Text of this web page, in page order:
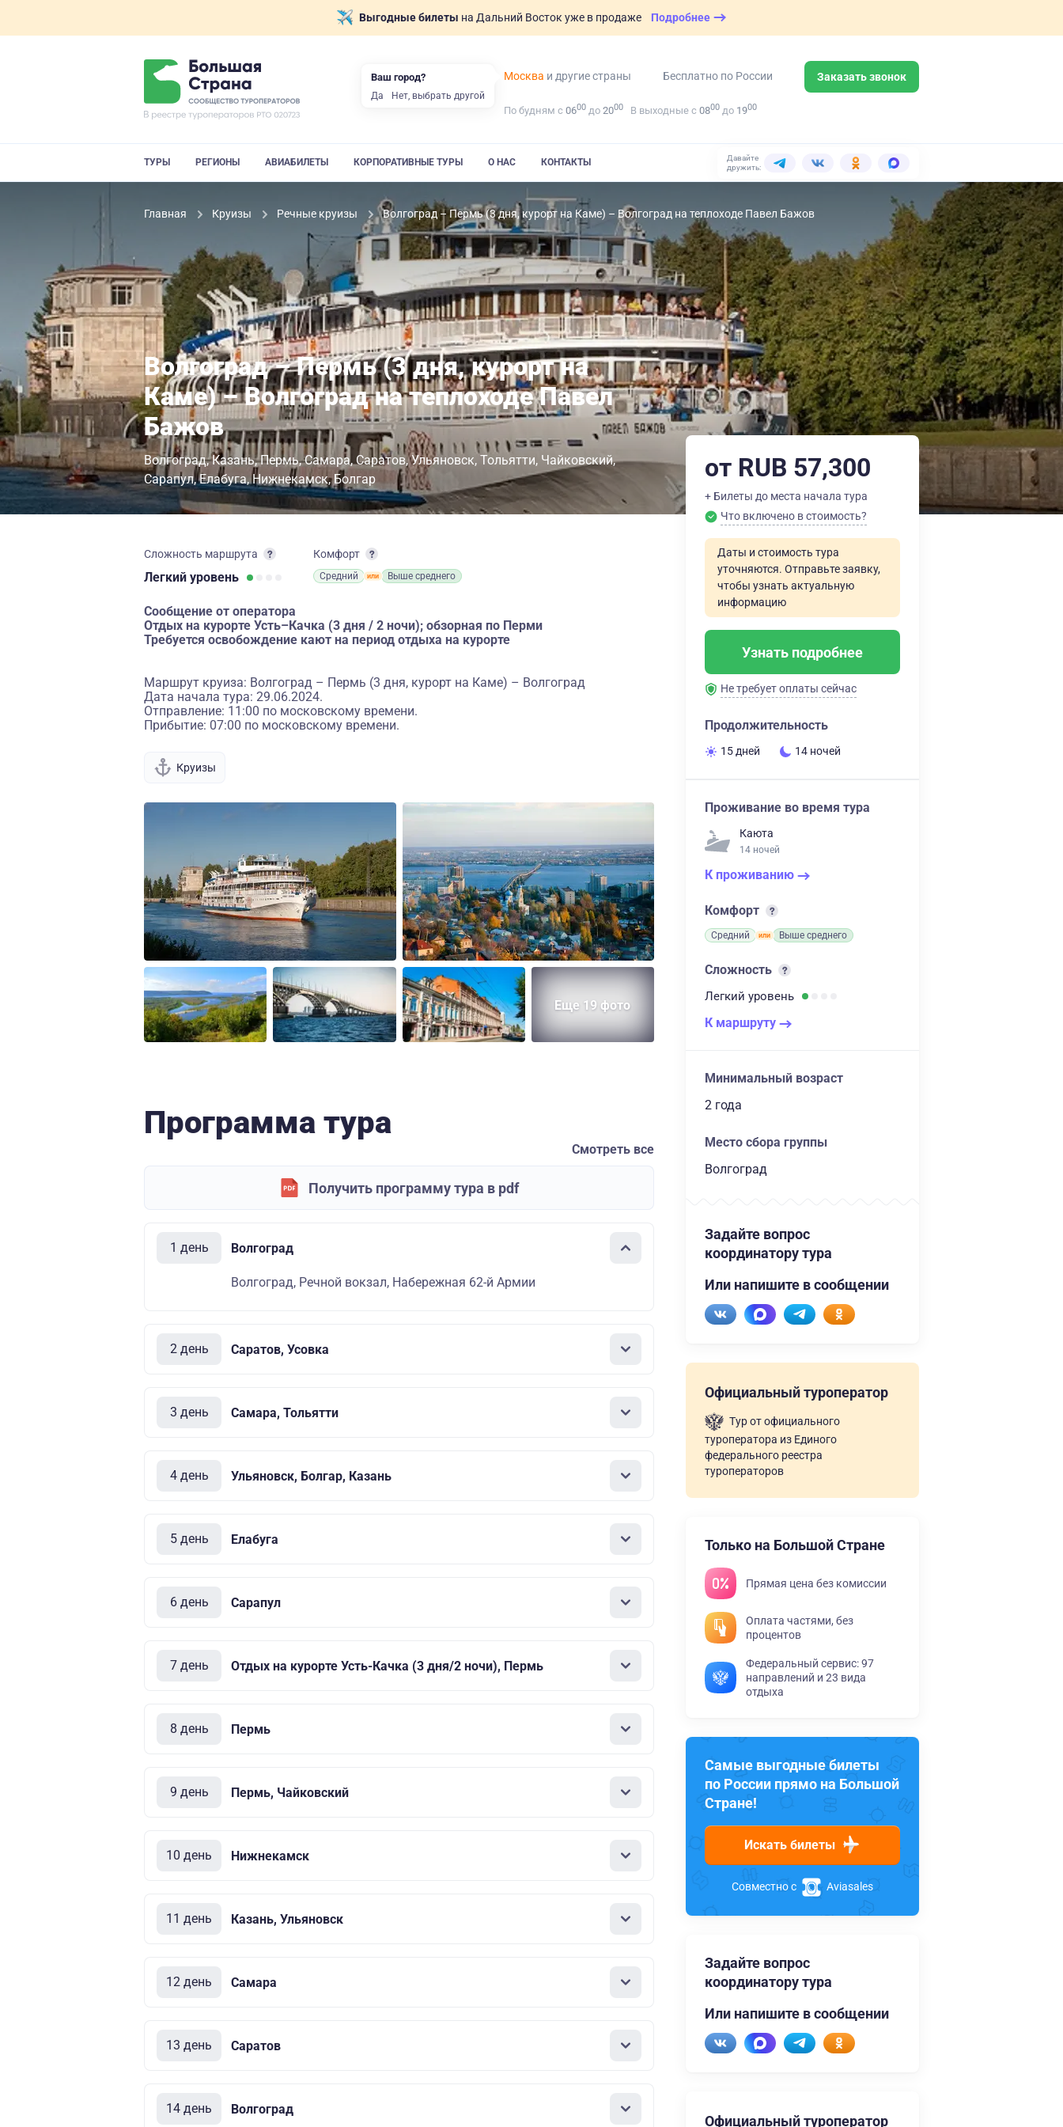
Выгодные билеты на Дальний Восток уже в продаже Подробнее
Москва и другие страны Бесплатно по России Заказать звонок
По будням с 0600 до 2000 В выходные с 0800 до 1900
ТУРЫ РЕГИОНЫ АВИАБИЛЕТЫ КОРПОРАТИВНЫЕ ТУРЫ О НАС КОНТАКТЫ
Давайте
дружить:
Главная Круизы Речные круизы Волгоград – Пермь (3 дня, курорт на Каме) – Волгоград на теплоходе Павел Бажов
Волгоград – Пермь (3 дня, курорт на
Каме) – Волгоград на теплоходе Павел
Бажов
Волгоград Казань Пермь Самара Саратов Ульяновск Тольятти Чайковский
Сарапул Елабуга Нижнекамск Болгар
Сложность маршрута
Легкий уровень
Комфорт
Средний Выше среднего
Сообщение от оператора
Отдых на курорте Усть–Качка (3 дня / 2 ночи); обзорная по Перми
Требуется освобождение кают на период отдыха на курорте
Маршрут круиза: Волгоград – Пермь (3 дня, курорт на Каме) – Волгоград
Дата начала тура: 29.06.2024.
Отправление: 11:00 по московскому времени.
Прибытие: 07:00 по московскому времени.
Круизы
Еще 19 фото
Программа тура
Смотреть все
Получить программу тура в pdf
1 день Волгоград
Волгоград, Речной вокзал, Набережная 62-й Армии
2 день Саратов, Усовка
3 день Самара, Тольятти
4 день Ульяновск, Болгар, Казань
5 день Елабуга
6 день Сарапул
7 день Отдых на курорте Усть-Качка (3 дня/2 ночи), Пермь
8 день Пермь
9 день Пермь, Чайковский
10 день Нижнекамск
11 день Казань, Ульяновск
12 день Самара
13 день Саратов
14 день Волгоград
от RUB 57,300
+ Билеты до места начала тура
Что включено в стоимость?
Даты и стоимость тура
уточняются. Отправьте заявку,
чтобы узнать актуальную
информацию
Узнать подробнее
Не требует оплаты сейчас
Продолжительность
15 дней 14 ночей
Проживание во время тура
Каюта
14 ночей
К проживанию
Комфорт
Средний Выше среднего
Сложность
Легкий уровень
К маршруту
Минимальный возраст
2 года
Место сбора группы
Волгоград
Задайте вопрос
координатору тура
Или напишите в сообщении
Официальный туроператор
Тур от официального
туроператора из Единого
федерального реестра
туроператоров
Только на Большой Стране
Прямая цена без комиссии
Оплата частями, без
процентов
Федеральный сервис: 97
направлений и 23 вида
отдыха
Самые выгодные билеты
по России прямо на Большой
Стране!
Искать билеты
Совместно с Aviasales
Задайте вопрос
координатору тура
Или напишите в сообщении
Официальный туроператор
Ваш город?
Да Нет, выбрать другой